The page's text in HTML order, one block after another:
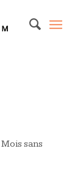
Mois sans